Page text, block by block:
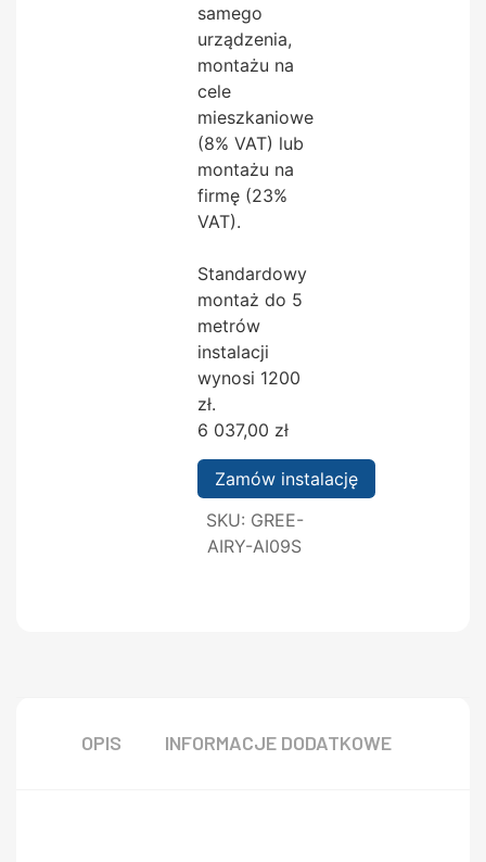
samego
urządzenia,
montażu na
cele
mieszkaniowe
(8% VAT) lub
montażu na
firmę (23%
VAT).
Standardowy
montaż do 5
metrów
instalacji
wynosi 1200
zł.
6 037,00 zł
Zamów instalację
SKU: GREE-
AIRY-AI09S
OPIS INFORMACJE DODATKOWE